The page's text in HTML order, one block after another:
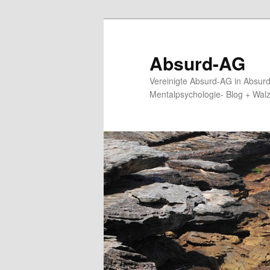
Absurd-AG
Vereinigte Absurd-AG in
Mentalpsychologie- Blog +